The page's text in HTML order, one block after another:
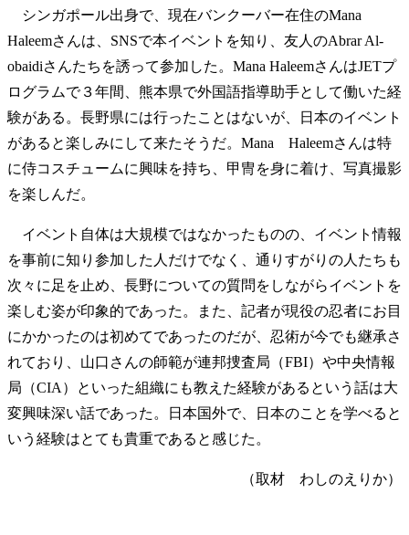
シンガポール出身で、現在バンクーバー在住のMana
Haleemさんは、SNSで本イベントを知り、友人のAbrar Al-
obaidiさんたちを誘って参加した。Mana HaleemさんはJETプ
ログラムで３年間、熊本県で外国語指導助手として働いた経
験がある。長野県には行ったことはないが、日本のイベント
があると楽しみにして来たそうだ。Mana Haleemさんは特
に侍コスチュームに興味を持ち、甲冑を身に着け、写真撮影
を楽しんだ。
イベント自体は大規模ではなかったものの、イベント情報
を事前に知り参加した人だけでなく、通りすがりの人たちも
次々に足を止め、長野についての質問をしながらイベントを
楽しむ姿が印象的であった。また、記者が現役の忍者にお目
にかかったのは初めてであったのだが、忍術が今でも継承さ
れており、山口さんの師範が連邦捜査局（FBI）や中央情報
局（CIA）といった組織にも教えた経験があるという話は大
変興味深い話であった。日本国外で、日本のことを学べると
いう経験はとても貴重であると感じた。
（取材 わしのえりか）